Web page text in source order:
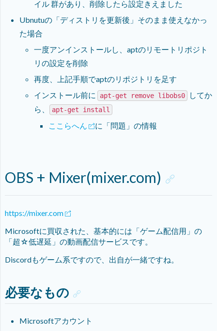
イル 群があり、削除したら設定きえました
Ubnutuの「ディストリを更新後」そのまま使えなかっ
た場合
一度アンインストールし、aptのリモートリポジト
リの設定を削除
再度、上記手順でaptのリポジトリを足す
インストール前に
apt-get remove libobs0
してか
ら、
apt-get install
ここらへん に「問題」の情報
OBS + Mixer(mixer.com)
https://mixer.com
Microsoftに買収された、基本的には「ゲーム配信用」の
「超☆低遅延」の動画配信サービスです。
Discordもゲーム系ですので、出自が一緒ですね。
必要なもの
Microsoftアカウント